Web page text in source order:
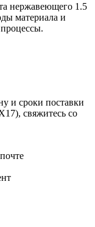
нержавеющего 1.5
материала и
и сроки поставки
свяжитесь со